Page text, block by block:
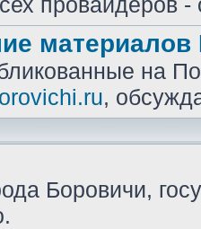
материалов
на
,
Боровичи,